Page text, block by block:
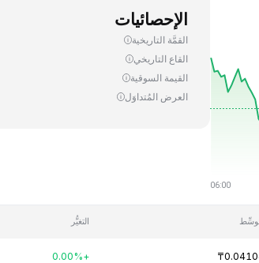
الإحصائيات
القمَّة التاريخية
القاع التاريخي
القيمة السوقية
العرض المُتداوَل
التغيُّر
+0.00%